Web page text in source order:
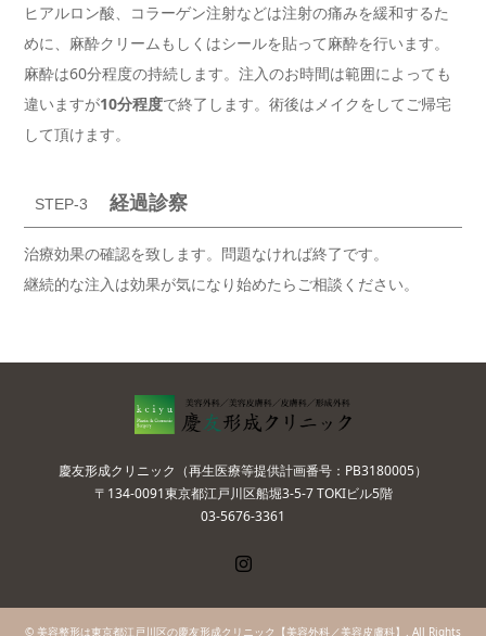
ヒアルロン酸、コラーゲン注射などは注射の痛みを緩和するた
めに、麻酔クリームもしくはシールを貼って麻酔を行います。
麻酔は60分程度の持続します。 注入のお時間は範囲によっても
違いますが10分程度で終了します。術後はメイクをしてご帰宅
して頂けます。
STEP-3 経過診察
治療効果の確認を致します。問題なければ終了です。
継続的な注入は効果が気になり始めたらご相談ください。
慶友形成クリニック（再生医療等提供計画番号：PB3180005）
〒134-0091東京都江戸川区船堀3-5-7 TOKIビル5階
03-5676-3361
© 美容整形は東京都江戸川区の慶友形成クリニック【美容外科／美容皮膚科】 . All Rights